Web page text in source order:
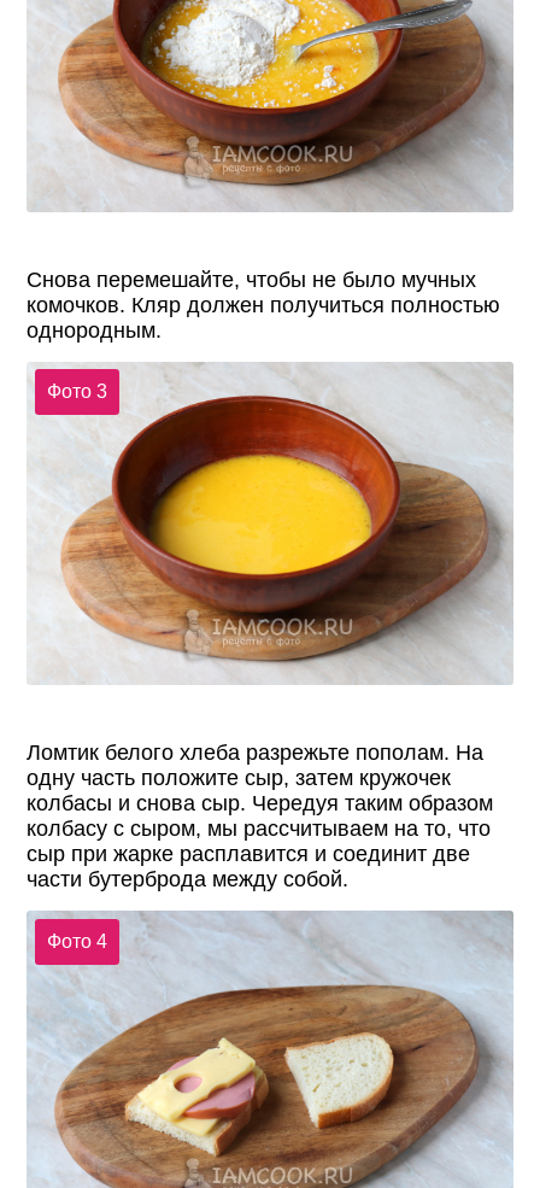
Снова перемешайте, чтобы не было мучных
комочков. Кляр должен получиться полностью
однородным.
Фото 3
Ломтик белого хлеба разрежьте пополам. На
одну часть положите сыр, затем кружочек
колбасы и снова сыр. Чередуя таким образом
колбасу с сыром, мы рассчитываем на то, что
сыр при жарке расплавится и соединит две
части бутерброда между собой.
Фото 4